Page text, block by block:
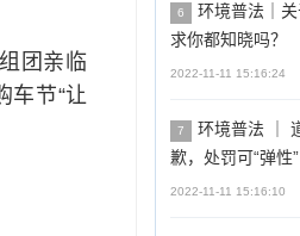
团亲临
车节“让
6
环境普法｜
求你都知晓吗？
2022-11-11 15:16:24
7
环境普法 ｜
歉，处罚可“弹性”
2022-11-11 15:16:10